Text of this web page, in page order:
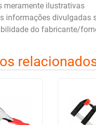
meramente ilustrativas
informações divulgadas
do fabricante/